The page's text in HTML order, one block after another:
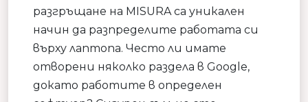
разгръщане на MISURA са уникален
начин да разпределите работата си
върху лаптопа. Често ли имате
отворени няколко раздела в Google,
докато работите в определен